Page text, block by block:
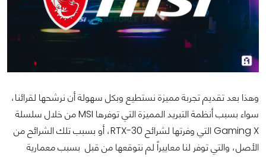
وهذا بعد تقديم تجربة مميزة نستطيع وبكل سهولة أن نرشحها لقرائنا،
سواء بسبب أنظمة التبريد المميزة التي توفرها MSI من خلال سلسلة
Gaming X التي وفرتها لشرائح RTX-30، أو بسبب تلك الشرائح من
الأصل، والتي توفر لنا معاييراً لم نتوقعها من قبل بسبب معمارية